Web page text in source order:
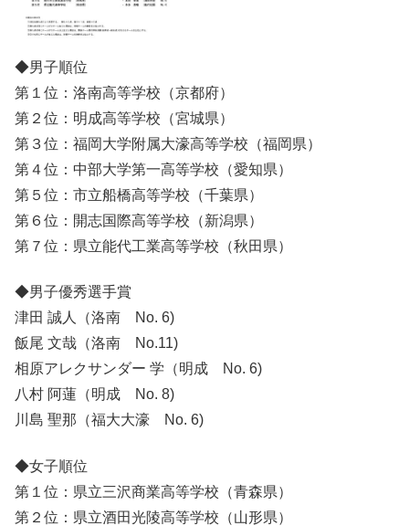
◆男子順位
第１位：洛南高等学校（京都府）
第２位：明成高等学校（宮城県）
第３位：福岡大学附属大濠高等学校（福岡県）
第４位：中部大学第一高等学校（愛知県）
第５位：市立船橋高等学校（千葉県）
第６位：開志国際高等学校（新潟県）
第７位：県立能代工業高等学校（秋田県）
◆男子優秀選手賞
津田 誠人（洛南 No. 6)
飯尾 文哉（洛南 No.11)
相原アレクサンダー 学（明成 No. 6)
八村 阿蓮（明成 No. 8)
川島 聖那（福大大濠 No. 6)
◆女子順位
第１位：県立三沢商業高等学校（青森県）
第２位：県立酒田光陵高等学校（山形県）